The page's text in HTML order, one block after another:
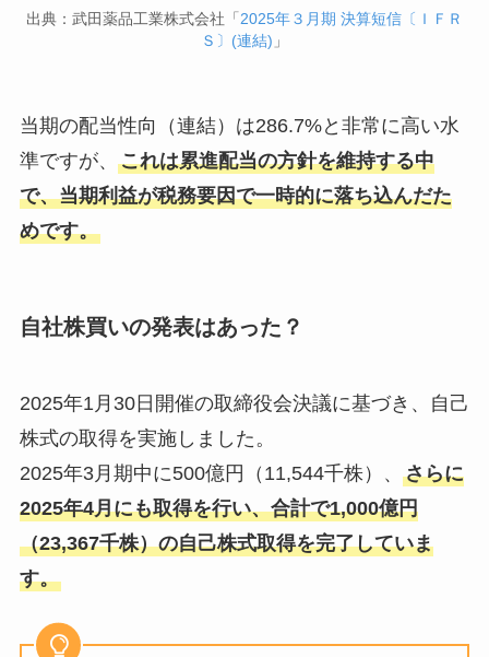
出典：武田薬品工業株式会社「 2025年３月期 決算短信〔ＩＦＲ
Ｓ〕(連結) 」
当期の配当性向（連結）は286.7%と非常に高い水
準ですが、 これは累進配当の方針を維持する中
で、当期利益が税務要因で一時的に落ち込んだた
めです。
自社株買いの発表はあった？
2025年1月30日開催の取締役会決議に基づき、自己
株式の取得を実施しました。
2025年3月期中に500億円（11,544千株）、 さらに
2025年4月にも取得を行い、合計で1,000億円
（23,367千株）の自己株式取得を完了していま
す。